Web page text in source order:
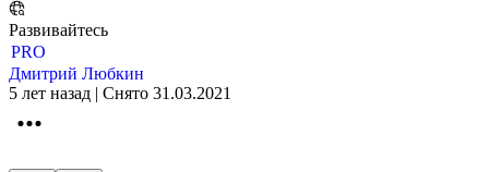
Развивайтесь
PRO
Дмитрий Любкин
5 лет назад | Снято 31.03.2021